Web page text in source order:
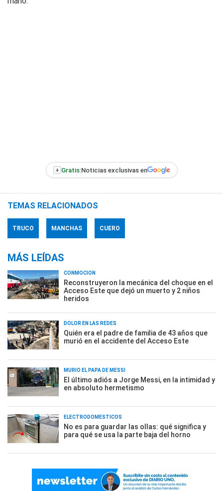
+ Gratis:Noticias exclusivas en
TEMAS RELACIONADOS
TRUCO MANCHAS CUERO
MÁS LEÍDAS
CONMOCIÓN
Reconstruyeron la mecánica del choque en el
Acceso Este que dejó un muerto y 2 niños
heridos
DOLOR EN LAS REDES
Quién era el padre de familia de 43 años que
murió en el accidente del Acceso Este
MURIÓ EL PAPÁ DE MESSI
El último adiós a Jorge Messi, en la intimidad y
en absoluto hermetismo
ELECTRODOMÉSTICOS
No es para guardar las ollas: qué significa y
para qué se usa la parte baja del horno